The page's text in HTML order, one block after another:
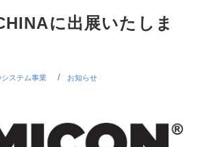
に出展いたしま
システム事業
お知らせ